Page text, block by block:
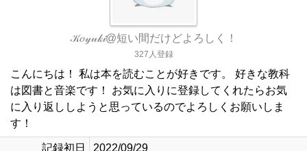
𝒦𝑜𝓎𝓊𝓀𝒾@短い間だけどよろしく！
327人登録
こんにちは！ 私は本を読むことが好きです。 好きな教科
は図書と音楽です！ お気に入りに登録してくれたらお気
に入り返ししようと思っているのでよろしくお願いしま
す！
記録初日
2022/09/29